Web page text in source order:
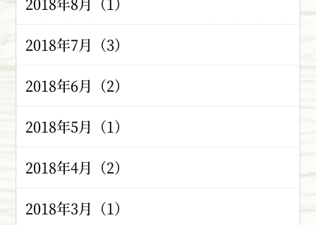
2018年8月（1）
2018年7月（3）
2018年6月（2）
2018年5月（1）
2018年4月（2）
2018年3月（1）